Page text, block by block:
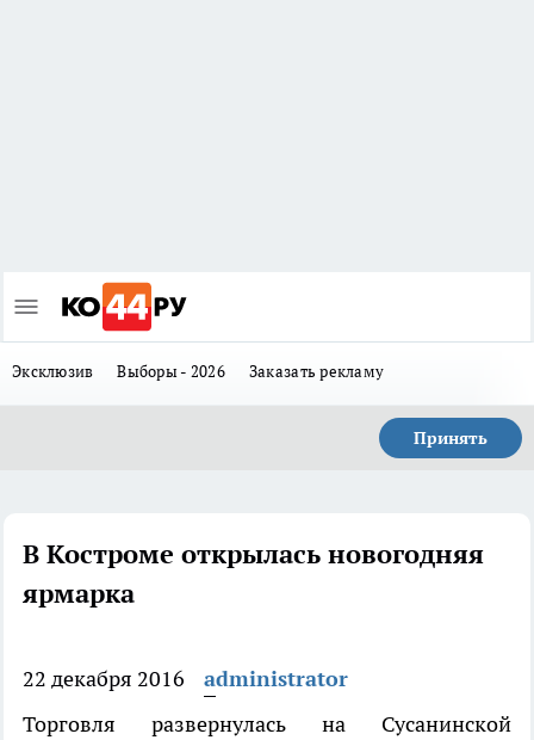
Эксклюзив Выборы - 2026 Заказать рекламу
Принять
В Костроме открылась новогодняя
ярмарка
22 декабря 2016
administrator
Торговля развернулась на Сусанинской